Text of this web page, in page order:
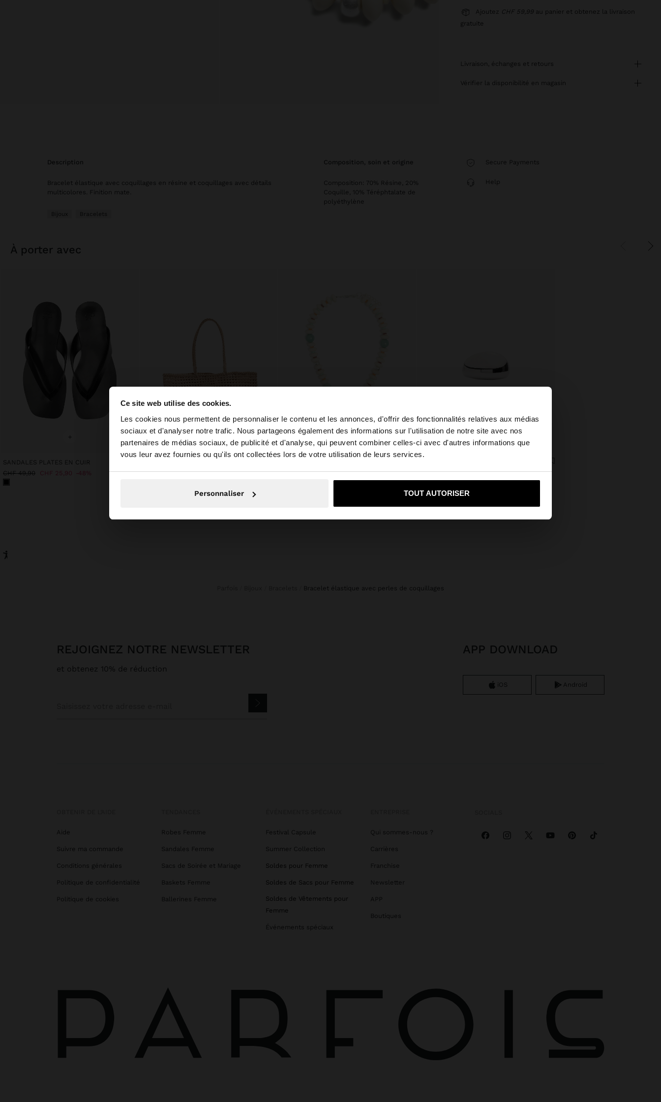
Ce site web utilise des cookies.
Les cookies nous permettent de personnaliser le contenu et les annonces, d'offrir des fonctionnalités relatives aux médias
sociaux et d'analyser notre trafic. Nous partageons également des informations sur l'utilisation de notre site avec nos
partenaires de médias sociaux, de publicité et d'analyse, qui peuvent combiner celles-ci avec d'autres informations que
vous leur avez fournies ou qu'ils ont collectées lors de votre utilisation de leurs services.
Personnaliser TOUT AUTORISER
bonjour ×
Vous accédez au site depuis Suisse. Voulez-vous parcourir notre site au United States?
Non, je souhaite rester sur Suisse Oui, dirigez-moi vers United States
Ajoutez CHF 59,99 au panier et obtenez la livraison
gratuite
livraison, échanges et retours
vérifier la disponibilité en magasin
description
Bracelet élastique avec coquillages en résine et coquillages avec détails
multicolores. Finition mate.
Bijoux Bracelets
composition, soin et origine
Composition: 70% Résine, 20%
Coquille, 10% Téréphtalate de
polyéthylène
Secure Payments
Help
à porter avec
+
SANDALES PLATES EN CUIR
CHF 49,90 CHF 25,90 48%
+
CHF 159,90
+
COLLIER AVEC PERLES DE COQUILLAGES PENDENTIF ESCARGOT SPIRALE
CHF 12,90 35%
+
CHF 45,90
bracelet élastique avec perles de coquillages
REJOIGNEZ NOTRE NEWSLETTER
et obtenez 10% de réduction
APP DOWNLOAD
iOS Android
Aide
Suivre ma commande
Conditions générales
Politique de confidentialité
Politique de cookies
Robes Femme
Sandales Femme
Sacs de Soirée et Mariage
Baskets Femme
Ballerines Femme
Festival Capsule
Summer Collection
Soldes pour Femme
Soldes de Sacs pour Femme
Soldes de Vêtements pour
Femme
Événements spéciaux
Qui sommes-nous ?
Carrières
Franchise
Newsletter
APP
Boutiques